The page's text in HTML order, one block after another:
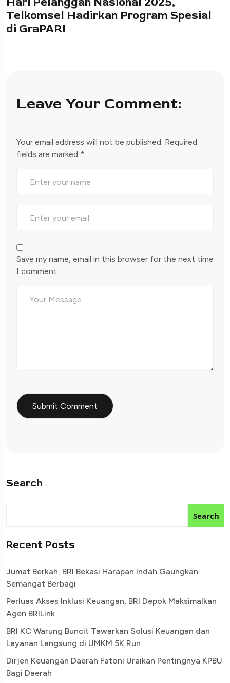
Telkomsel Hadirkan Program Spesial
di GraPARI
Leave Your Comment:
Your email address will not be published. Required
fields are marked *
Save my name, email in this browser for the next time
I comment.
Search
Search
Recent Posts
Jumat Berkah, BRI Bekasi Harapan Indah Gaungkan
Semangat Berbagi
Perluas Akses Inklusi Keuangan, BRI Depok Maksimalkan
Agen BRILink
BRI KC Warung Buncit Tawarkan Solusi Keuangan dan
Layanan Langsung di UMKM 5K Run
Dirjen Keuangan Daerah Fatoni Uraikan Pentingnya KPBU
Bagi Daerah